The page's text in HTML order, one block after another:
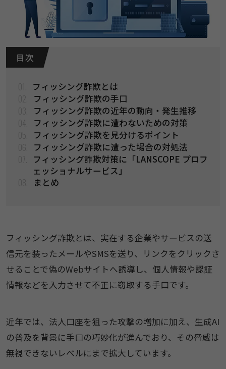
目 次
フィッシング詐欺とは
フィッシング詐欺の手口
フィッシング詐欺の近年の動向・発生推移
フィッシング詐欺に遭わないための対策
フィッシング詐欺を見分けるポイント
フィッシング詐欺に遭った場合の対処法
フィッシング詐欺対策に「LANSCOPE プロフ
ェッショナルサービス」
まとめ
フィッシング詐欺とは、実在する企業やサービスの送
信元を装ったメールやSMSを送り、リンクをクリックさ
せることで偽のWebサイトへ誘導し、個人情報や認証
情報などを入力させて不正に窃取する手口です。
近年では、法人口座を狙った攻撃の増加に加え、生成AI
の普及を背景に手口の巧妙化が進んでおり、その脅威は
無視できないレベルにまで拡大しています。